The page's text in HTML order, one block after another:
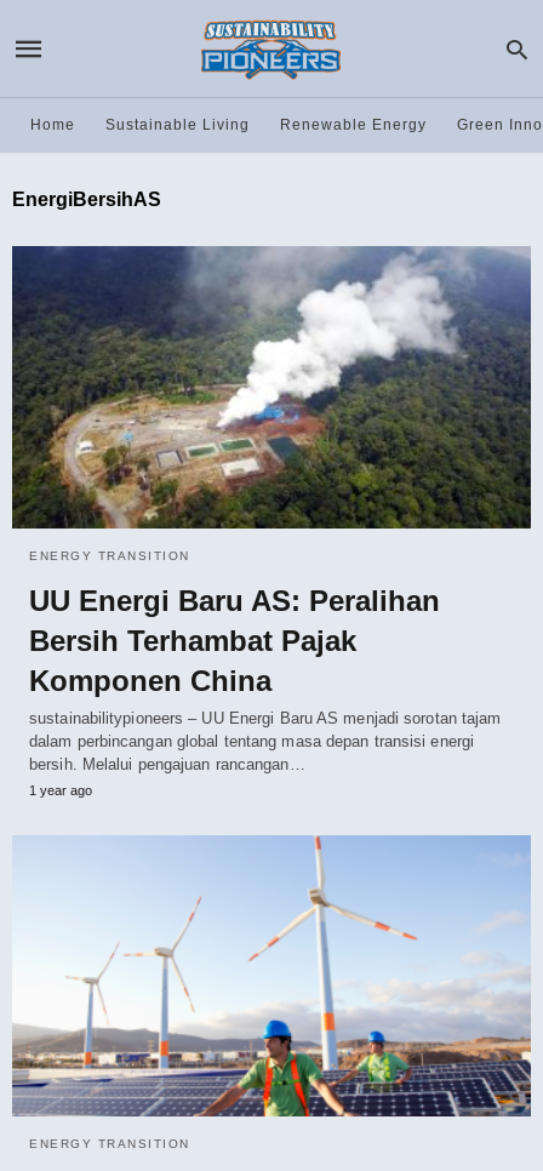
Home Sustainable Living Renewable Energy Green
EnergiBersihAS
ENERGY TRANSITION
UU Energi Baru AS: Peralihan
Bersih Terhambat Pajak
Komponen China
sustainabilitypioneers – UU Energi Baru AS menjadi sorotan tajam
dalam perbincangan global tentang masa depan transisi energi
bersih. Melalui pengajuan rancangan…
1 year ago
ENERGY TRANSITION